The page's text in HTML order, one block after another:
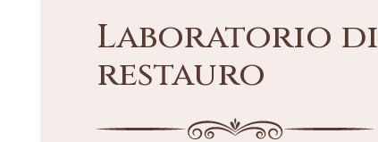
Laboratorio di
restauro